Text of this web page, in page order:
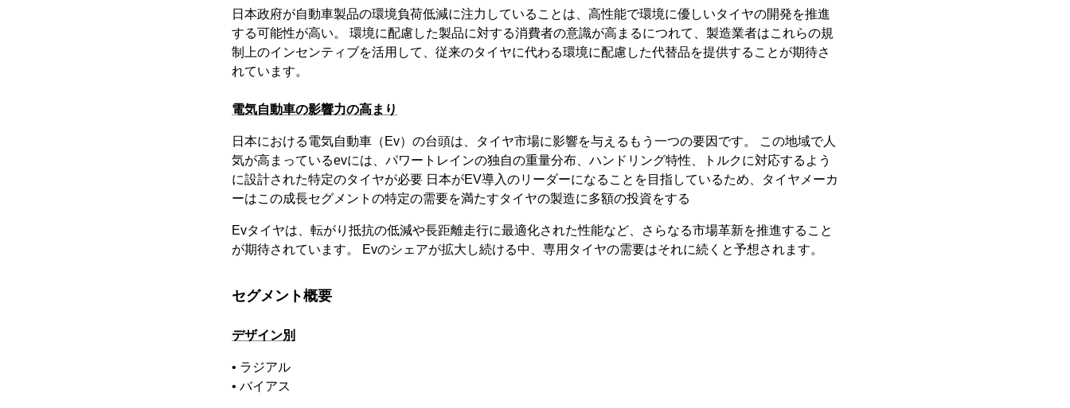
日本政府が自動車製品の環境負荷低減に注力していることは、高性能で環境に優しいタイヤの開発を推進
する可能性が高い。 環境に配慮した製品に対する消費者の意識が高まるにつれて、製造業者はこれらの規
制上のインセンティブを活用して、従来のタイヤに代わる環境に配慮した代替品を提供することが期待さ
れています。
電気自動車の影響力の高まり
日本における電気自動車（Ev）の台頭は、タイヤ市場に影響を与えるもう一つの要因です。 この地域で人
気が高まっているevには、パワートレインの独自の重量分布、ハンドリング特性、トルクに対応するよう
に設計された特定のタイヤが必要 日本がEV導入のリーダーになることを目指しているため、タイヤメーカ
ーはこの成長セグメントの特定の需要を満たすタイヤの製造に多額の投資をする
Evタイヤは、転がり抵抗の低減や長距離走行に最適化された性能など、さらなる市場革新を推進すること
が期待されています。 Evのシェアが拡大し続ける中、専用タイヤの需要はそれに続くと予想されます。
セグメント概要
デザイン別
• ラジアル
• バイアス